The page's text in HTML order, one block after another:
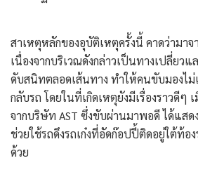
สาเหตุหลักของอุบัติเหตุครั้งนี้ คาดว่ามา
เนื่องจากบริเวณดังกล่าวเป็นทางเปลี่ยว
ดับสนิทตลอดเส้นทาง ทำให้คนขับมองไม่
กลับรถ โดยในที่เกิดเหตุยังมีเรื่องราวดีๆ
จากบริษัท AST ซึ่งขับผ่านมาพอดี ได้แสด
ช่วยใช้รถดึงรถเก๋งที่อัดก๊อปปี้ติดอยู่ใต้ท้อ
ด้วย